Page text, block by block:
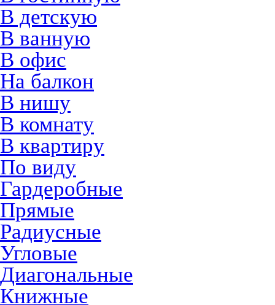
В детскую
В ванную
В офис
На балкон
В нишу
В комнату
В квартиру
По виду
Гардеробные
Прямые
Радиусные
Угловые
Диагональные
Книжные